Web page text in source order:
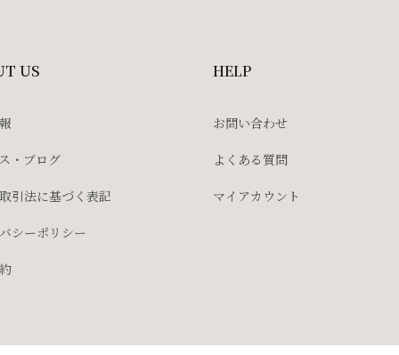
US
・ブログ
引法に基づく表記
シーポリシー
HELP
お問い合わせ
よくある質問
マイアカウント